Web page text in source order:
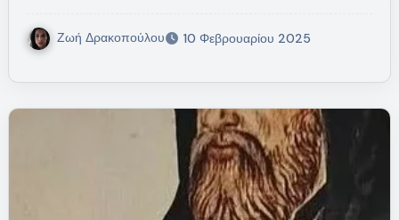
Ζωή Δρακοπούλου 10 Φεβρουαρίου 2025